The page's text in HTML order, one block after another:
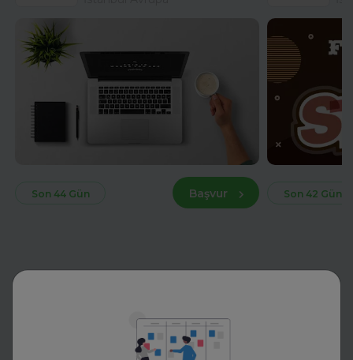
Son 44 Gün Başvur Son 42 Gün